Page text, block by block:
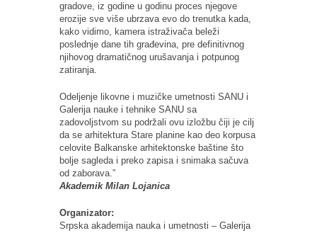
gradove, iz godine u godinu proces njegove
erozije sve više ubrzava evo do trenutka kada,
kako vidimo, kamera istraživača beleži
poslednje dane tih građevina, pre definitivnog
njihovog dramatičnog urušavanja i potpunog
zatiranja.
Odeljenje likovne i muzičke umetnosti SANU i
Galerija nauke i tehnike SANU sa
zadovoljstvom su podržali ovu izložbu čiji je cilj
da se arhitektura Stare planine kao deo korpusa
celovite Balkanske arhitektonske baštine što
bolje sagleda i preko zapisa i snimaka sačuva
od zaborava.”
Akademik Milan Lojanica
Organizator:
Srpska akademija nauka i umetnosti – Galerija